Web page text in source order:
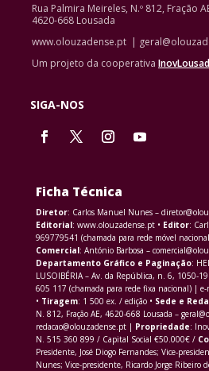
Rua Palmira Meireles, N.º 812, Fração
4620-668 Lousada
www.olouzadense.pt |
Um projeto da cooperativa
SIGA-NOS
Ficha Técnica
Diretor: Carlos Manuel Nunes –
Editorial: www.olouzadense.pt • Editor:
969779541 (chamada para rede móvel
Comercial: António Barbosa –
Departamento Gráfico e Paginação:
LUSOIBÉRIA – Av. da República, n. 6, 1050-
605 117 (chamada para rede fixa nacional) |
• Tiragem: 1 500 ex. / edição • Sede e
N. 812, Fração AE, 4620-668 Lousada –
redacao@olouzadense.pt | Propriedade:
N. 515 360 899 / Capital Social €50.000€ /
Presidente, José Diogo Fernandes; Vice-
Nunes; Vice-presidente, Ricardo Jorge Ribeiro